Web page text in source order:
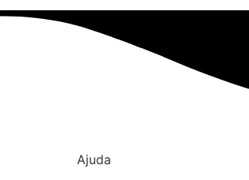
Ajuda